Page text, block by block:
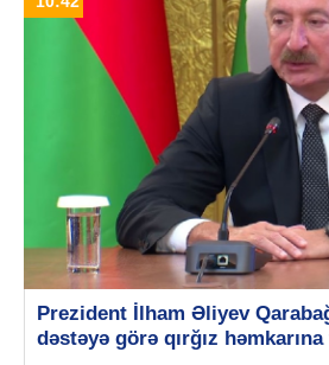
Prezident İlham Əliyev
dəstəyə görə qırğız